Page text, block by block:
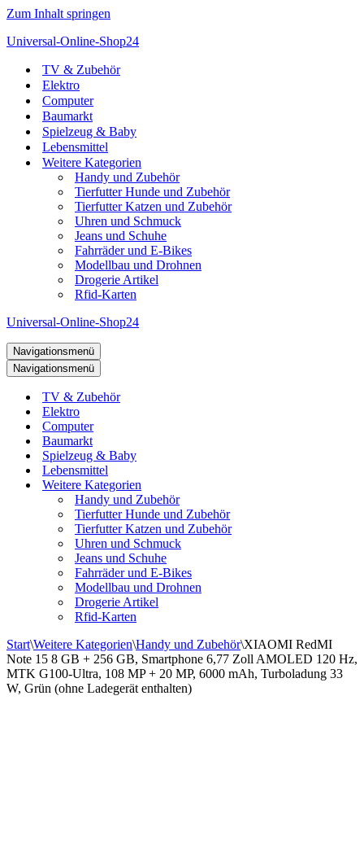
Zum Inhalt springen
Universal-Online-Shop24
TV & Zubehör
Elektro
Computer
Baumarkt
Spielzeug & Baby
Lebensmittel
Weitere Kategorien
Handy und Zubehör
Tierfutter Hunde und Zubehör
Tierfutter Katzen und Zubehör
Uhren und Schmuck
Jeans und Schuhe
Fahrräder und E-Bikes
Modellbau und Drohnen
Drogerie Artikel
Rfid-Karten
Universal-Online-Shop24
Navigationsmenü
Navigationsmenü
TV & Zubehör
Elektro
Computer
Baumarkt
Spielzeug & Baby
Lebensmittel
Weitere Kategorien
Handy und Zubehör
Tierfutter Hunde und Zubehör
Tierfutter Katzen und Zubehör
Uhren und Schmuck
Jeans und Schuhe
Fahrräder und E-Bikes
Modellbau und Drohnen
Drogerie Artikel
Rfid-Karten
Start\Weitere Kategorien\Handy und Zubehör\XIAOMI RedMI
Note 15 8 GB + 256 GB, Smartphone 6,77 Zoll AMOLED 120 Hz,
MTK G100-Ultra, 108 MP + 20 MP, 6000 mAh, Turboladung 33
W, Grün (ohne Ladegerät enthalten)